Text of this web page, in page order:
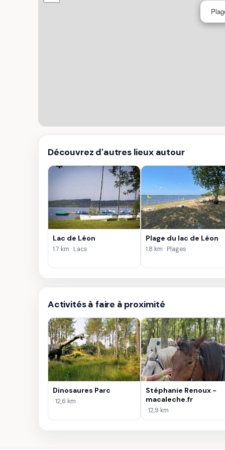
Découvrez d'autres lieux autour
Lac de Léon
1.7 km · Lacs
Plage du lac de Léon
1.8 km · Plages
Activités à faire à proximité
Dinosaures Parc
· 12,6 km
Stéphanie Renoux -
macaleche.fr
· 12,9 km